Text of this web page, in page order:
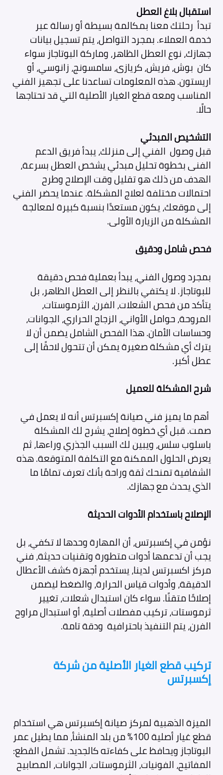
استقبال بلاغ العطل
تبدأ رحلتك معنا بمكالمة بسيطة أو رسالة عبر
خدمة العملاء. بمجرد التواصل، يتم تسجيل بيانات
جهازك، نوع العطل الظاهر، وماركة البوتاجاز سواء
كان بوش، فريش، كريازى، سامسونج، زانوسي، أو
اريستون. هذه المعلومات تساعدنا على تجهيز الفني
المناسب ومعه قطع الغيار الأصلية التي قد تحتاجها
حالًا.
التشخيص المبدئي
قبل وصول الفني إلى منزلك، يبدأ فريق الدعم
الفنى بخطوة تحليل مبدئي يشخص العطل بسرعة،
الهدف من ذلك هو تقليل وقت الإصلاح وطرح
احتمالات مختلفة لعلاج المشكلة. عندما يحضر الفني
إلى موقعك، يكون مستعدًا بنسبة كبيرة لمعالجة
المشكلة من الزيارة الأولى.
فحص شامل ودقيق
بمجرد وصول الفني، يبدأ بعملية فحص دقيقة
للبوتاجاز. لا يكتفي بالنظر إلى العطل الظاهر، بل
يتأكد من فحص الشعلات، الفرن، الثرموستات،
المروحة، حوامل الأواني، الزجاج الحراري، الجوانات،
وحساسات الأمان. هذا الفحص الشامل يضمن أن لا
يترك أي مشكلة صغيرة يمكن أن تتحول لاحقًا إلى
عطل أكبر.
شرح المشكلة للعميل
أهم ما يميز فني صيانة إكسبرتس أنه لا يعمل في
صمت. قبل أي خطوة إصلاح، يشرح لك المشكلة
باسلوب سلس، ويبين لك السبب الجذري وراءها، ثم
يعرض الحلول الممكنة مع التكلفة المتوقعة. هذه
الشفافية تمنحك ثقة وراحة بأنك تعرف تمامًا ما
الذي يحدث مع جهازك.
الإصلاح باستخدام الأدوات الحديثة
نؤمن في إكسبرتس، أن المهارة وحدها لا تكفي، بل
يجب أن تدعمها أدوات متطورة وتقنيات حديثة، فني
مركز اكسبرتس لدينا، يستخدم أجهزة كشف الأعطال
الدقيقة، وأدوات قياس الحرارة، والضغط ليضمن
إصلاحًا متقنًا. سواء كان استبدال شعلات، تغيير
ثرموستات، تركيب مفصلات أصلية، أو استبدال مراوح
الفرن، يتم التنفيذ باحترافية ودقة تامة.
تركيب قطع الغيار الأصليةمن شركة
إكسبرتس
الميزة الذهبية لمركز صيانة إكسبرتس هي استخدام
قطع غيار أصلية 100% من بلد المنشأ، مما يطيل عمر
البوتاجاز ويحافظ على كفاءته كالجديد. تشمل القطع:
المفاتيح، الفونيات، الثرموستات، الجوانات، المصابيح